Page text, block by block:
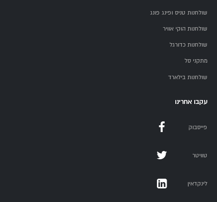
שולחנות טניס ופינג פונג
שולחנות הוקי אוויר
שולחנות כדורגל
מתקני סל
שולחנות בילארד
עקבו אחרינו
פייסבוק
טוויטר
לינקדאין